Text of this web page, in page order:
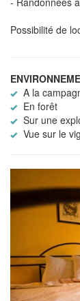
Possibilité de
A la
En forêt
Sur une
Vue sur le